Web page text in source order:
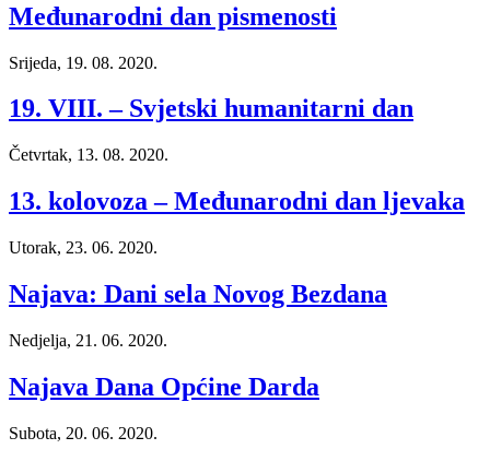
Međunarodni dan pismenosti
Srijeda, 19. 08. 2020.
19. VIII. – Svjetski humanitarni dan
Četvrtak, 13. 08. 2020.
13. kolovoza – Međunarodni dan ljevaka
Utorak, 23. 06. 2020.
Najava: Dani sela Novog Bezdana
Nedjelja, 21. 06. 2020.
Najava Dana Općine Darda
Subota, 20. 06. 2020.